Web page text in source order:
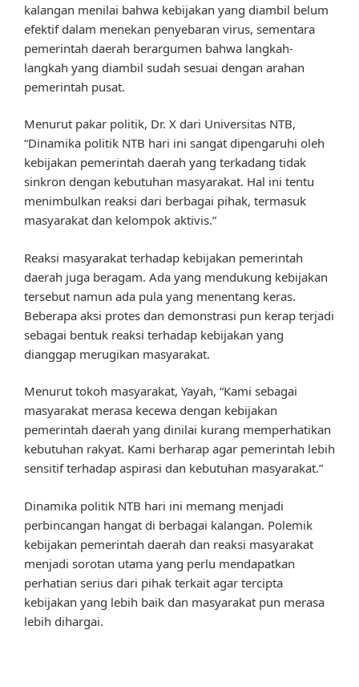
kalangan menilai bahwa kebijakan yang diambil belum
efektif dalam menekan penyebaran virus, sementara
pemerintah daerah berargumen bahwa langkah-
langkah yang diambil sudah sesuai dengan arahan
pemerintah pusat.
Menurut pakar politik, Dr. X dari Universitas NTB,
“Dinamika politik NTB hari ini sangat dipengaruhi oleh
kebijakan pemerintah daerah yang terkadang tidak
sinkron dengan kebutuhan masyarakat. Hal ini tentu
menimbulkan reaksi dari berbagai pihak, termasuk
masyarakat dan kelompok aktivis.”
Reaksi masyarakat terhadap kebijakan pemerintah
daerah juga beragam. Ada yang mendukung kebijakan
tersebut namun ada pula yang menentang keras.
Beberapa aksi protes dan demonstrasi pun kerap terjadi
sebagai bentuk reaksi terhadap kebijakan yang
dianggap merugikan masyarakat.
Menurut tokoh masyarakat, Yayah, “Kami sebagai
masyarakat merasa kecewa dengan kebijakan
pemerintah daerah yang dinilai kurang memperhatikan
kebutuhan rakyat. Kami berharap agar pemerintah lebih
sensitif terhadap aspirasi dan kebutuhan masyarakat.”
Dinamika politik NTB hari ini memang menjadi
perbincangan hangat di berbagai kalangan. Polemik
kebijakan pemerintah daerah dan reaksi masyarakat
menjadi sorotan utama yang perlu mendapatkan
perhatian serius dari pihak terkait agar tercipta
kebijakan yang lebih baik dan masyarakat pun merasa
lebih dihargai.